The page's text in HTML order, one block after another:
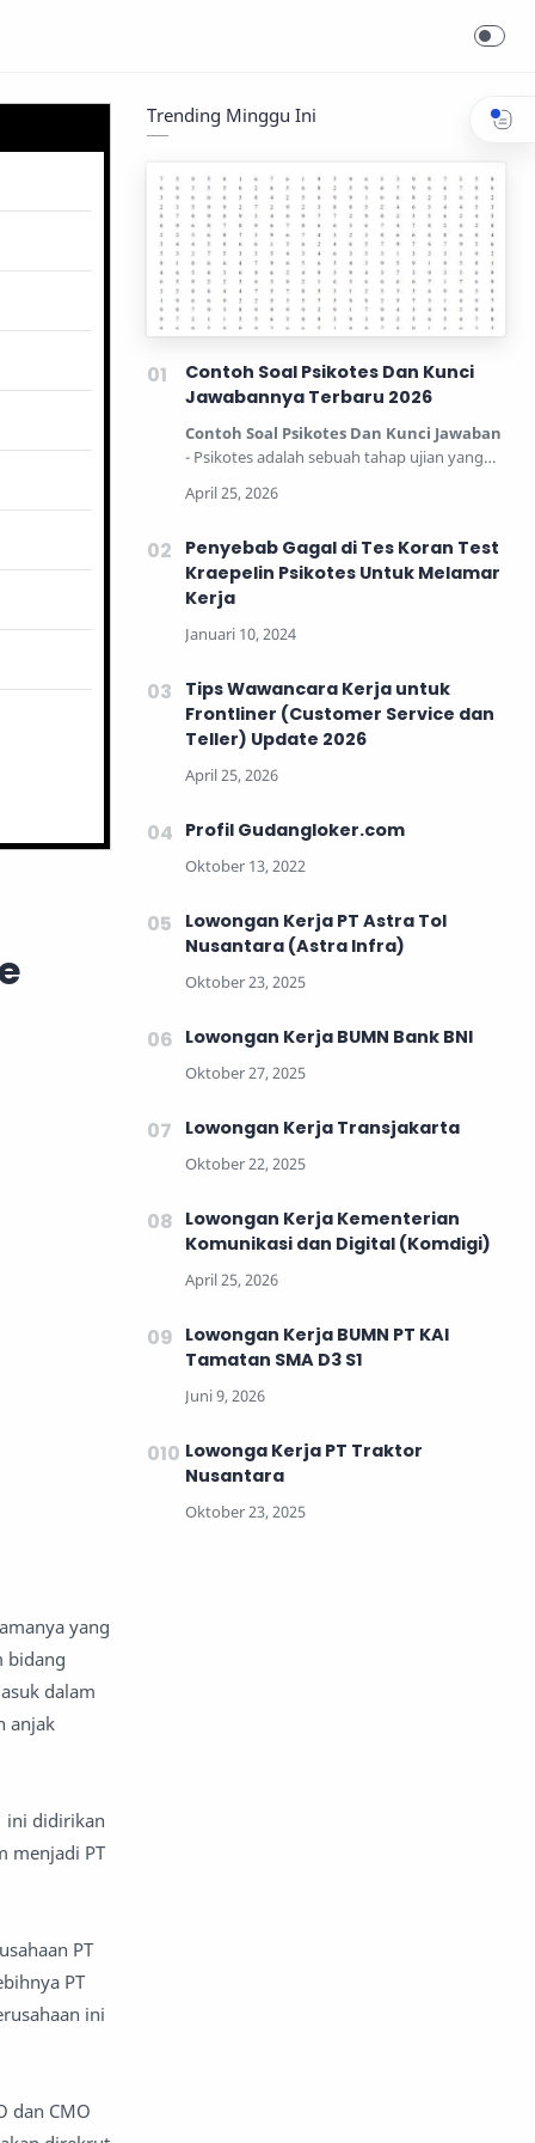
yang
bidang
dalam
anjak
ini didirikan
menjadi PT
PT
PT
ini
dan CMO
Trending Minggu Ini
Contoh Soal Psikotes Dan Kunci
Jawabannya Terbaru 2026
Contoh Soal Psikotes Dan Kunci Jawaban
- Psikotes adalah sebuah tahap ujian yang
Penyebab Gagal di Tes Koran Test
Kraepelin Psikotes Untuk Melamar
Kerja
Tips Wawancara Kerja untuk
Frontliner (Customer Service dan
Teller) Update 2026
Profil Gudangloker.com
Lowongan Kerja PT Astra Tol
Nusantara (Astra Infra)
Lowongan Kerja BUMN Bank BNI
Lowongan Kerja Transjakarta
Lowongan Kerja Kementerian
Komunikasi dan Digital (Komdigi)
Lowongan Kerja BUMN PT KAI
Tamatan SMA D3 S1
Lowonga Kerja PT Traktor
Nusantara